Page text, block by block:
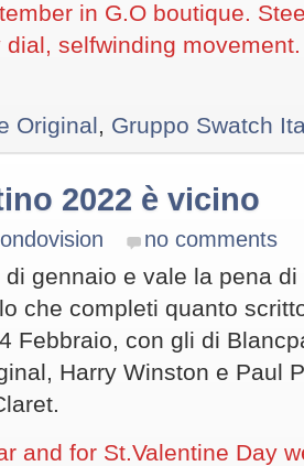
in G.O boutique.
selfwinding movement.
Original Gruppo Swatch
2022 è vicino
no comments
gennaio e vale la pena
che completi quanto
Febbraio, con gli di
Harry Winston e Paul
and for St.Valentine Day